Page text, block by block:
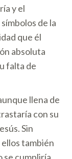
y el
de la
que él
absoluta
falta de
llena de
con su
Sin
también